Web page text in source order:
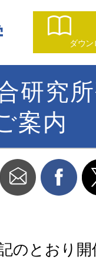
ダウン
研究
案内
のとおり